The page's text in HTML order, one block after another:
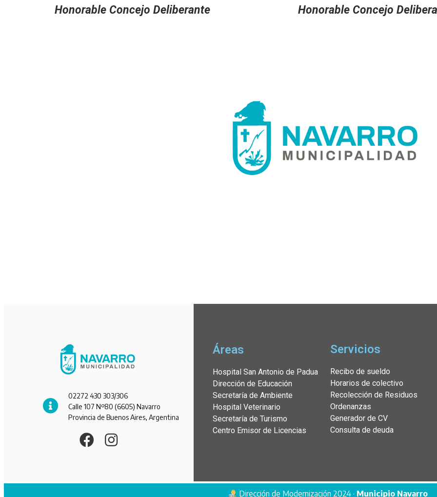
Honorable Concejo Deliberante Honorable Concejo
02272 430 303/306
Calle 107 Nº80 (6605) Navarro
Provincia de Buenos Aires, Argentina
Áreas
Hospital San Antonio de Padua
Dirección de Educación
Secretaría de Ambiente
Hospital Veterinario
Secretaría de Turismo
Centro Emisor de Licencias
Servicios
Recibo de sueldo
Horarios de colectivo
Recolección de Residuos
Ordenanzas
Generador de CV
Consulta de deuda
Dirección de Modernización 2024 · Municipio Navarro